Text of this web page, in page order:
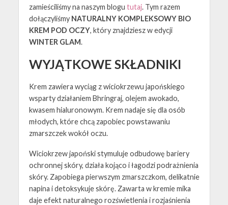
zamieściliśmy na naszym blogu tutaj. Tym razem
dołączyliśmy NATURALNY KOMPLEKSOWY BIO
KREM POD OCZY, który znajdziesz w edycji
WINTER GLAM.
WYJĄTKOWE SKŁADNIKI
Krem zawiera wyciąg z wiciokrzewu japońskiego
wsparty działaniem Bhringraj, olejem awokado,
kwasem hialuronowym. Krem nadaje się dla osób
młodych, które chcą zapobiec powstawaniu
zmarszczek wokół oczu.
Wiciokrzew japoński stymuluje odbudowę bariery
ochronnej skóry, działa kojąco i łagodzi podrażnienia
skóry. Zapobiega pierwszym zmarszczkom, delikatnie
napina i detoksykuje skórę. Zawarta w kremie mika
daje efekt naturalnego rozświetlenia i rozjaśnienia